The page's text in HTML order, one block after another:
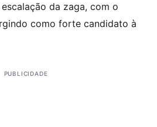
da zaga, com o
como forte candidato à
PUBLICIDADE